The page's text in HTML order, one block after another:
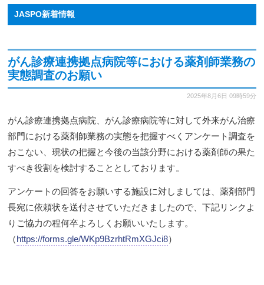
JASPO新着情報
がん診療連携拠点病院等における薬剤師業務の
実態調査のお願い
2025年8月6日 09時59分
がん診療連携拠点病院、がん診療病院等に対して外来がん治療
部門における薬剤師業務の実態を把握すべくアンケート調査を
おこない、現状の把握と今後の当該分野における薬剤師の果た
すべき役割を検討することとしております。
アンケートの回答をお願いする施設に対しましては、薬剤部門
長宛に依頼状を送付させていただきましたので、下記リンクよ
りご協力の程何卒よろしくお願いいたします。
（https://forms.gle/WKp9BzrhtRmXGJci8）